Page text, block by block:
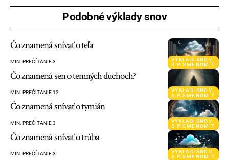
Podobné výklady snov
VÝKLAD SNOV
S PÍSMENOM T
Čo znamená snívať o teľa
MIN. PREČÍTANIE 3
VÝKLAD SNOV
S PÍSMENOM T
Čo znamená sen o temných duchoch?
MIN. PREČÍTANIE 12
VÝKLAD SNOV
S PÍSMENOM T
Čo znamená snívať o tymián
MIN. PREČÍTANIE 3
VÝKLAD SNOV
S PÍSMENOM T
Čo znamená snívať o trúba
MIN. PREČÍTANIE 3